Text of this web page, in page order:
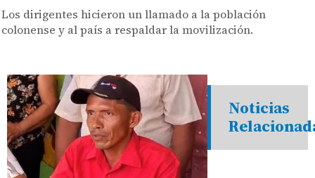
Los dirigentes hicieron un llamado a la población
colonense y al país a respaldar la movilización.
Noticias